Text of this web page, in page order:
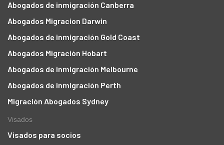
Abogados de inmigración Canberra
Abogados Migracion Darwin
Abogados de inmigración Gold Coast
Abogados Migración Hobart
Abogados de inmigración Melbourne
Abogados de inmigración Perth
Migración Abogados Sydney
Visados
Visados para socios